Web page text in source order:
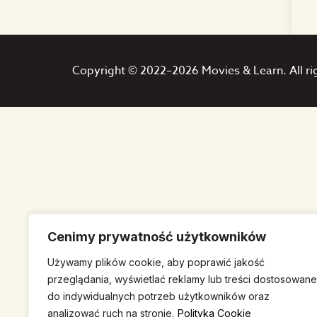
Cenimy prywatność użytkowników
Używamy plików cookie, aby poprawić jakość
przeglądania, wyświetlać reklamy lub treści dostosowane
do indywidualnych potrzeb użytkowników oraz
analizować ruch na stronie. Polityka Cookie
Copyright © 2022–2026 Movies & Learn. All